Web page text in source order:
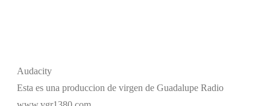
Audacity
Esta es una produccion de virgen de Guadalupe Radio